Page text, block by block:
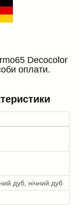
Decocolor
оплати.
дуб, нічний дуб